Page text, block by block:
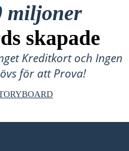
miljoner
skapade
Kreditkort och Ingen
för att Prova!